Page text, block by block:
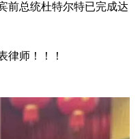
总统杜特尔特已完成达
律师！！！